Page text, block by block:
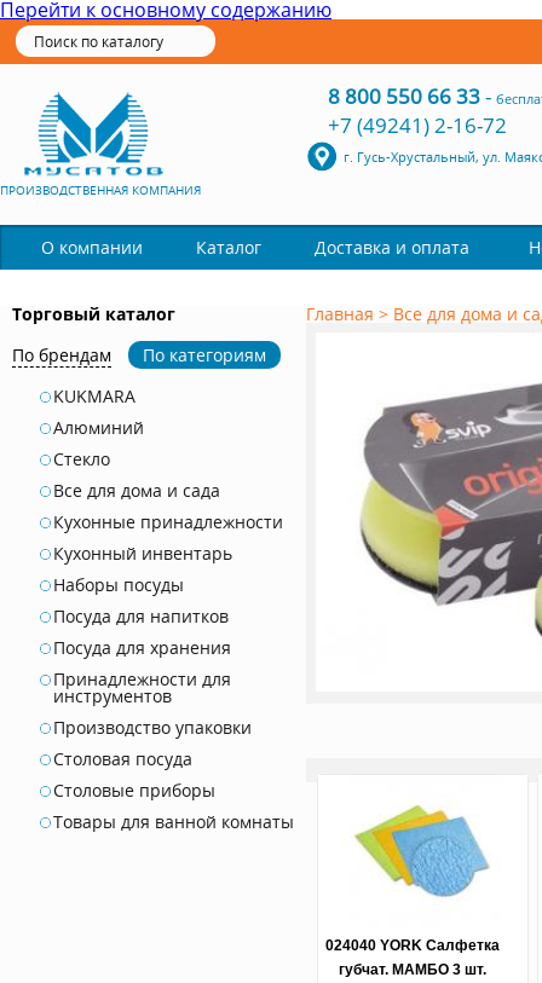
Перейти к основному содержанию
ПРОИЗВОДСТВЕННАЯ КОМПАНИЯ
8 800 550 66 33-
+7 (49241) 2-16-72
г. Гусь-Хрустальный, ул.
О компании Каталог Доставка и оплата
Торговый каталог
По брендам
По категориям
KUKMARA
Алюминий
Стекло
Все для дома и сада
Кухонные принадлежности
Кухонный инвентарь
Наборы посуды
Посуда для напитков
Посуда для хранения
Принадлежности для
инструментов
Производство упаковки
Столовая посуда
Столовые приборы
Товары для ванной комнаты
Главная > Все для дома и
024040 YORK Салфетка
губчат. МАМБО 3 шт.